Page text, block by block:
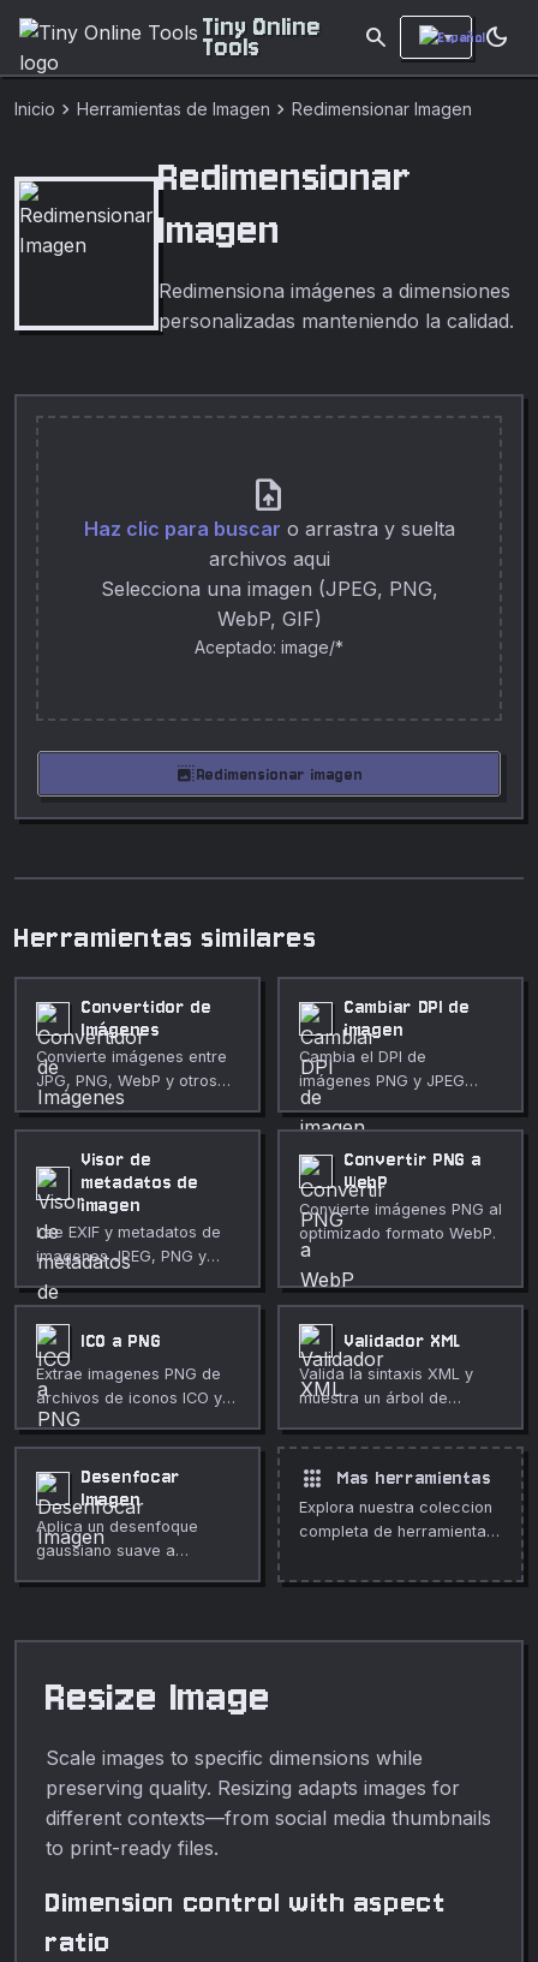
Tiny Online
Tools search dark_mode
Inicio chevron_right Herramientas de Imagen chevron_right Redimensionar Imagen
Redimensionar
Imagen
Redimensiona imágenes a dimensiones
personalizadas manteniendo la calidad.
upload_file
Haz clic para buscar o arrastra y suelta
archivos aqui
Selecciona una imagen (JPEG, PNG,
WebP, GIF)
Aceptado: image/*
photo_size_select_largeRedimensionar imagen
Herramientas similares
Convertidor de
Imágenes
Convierte imágenes entre
JPG, PNG, WebP y otros
formatos.
Cambiar DPI de
imagen
Cambia el DPI de
imágenes PNG y JPEG
actualizando los
metadatos o
remuestreando a una
nueva resolución.
Visor de
metadatos de
imagen
Lee EXIF y metadatos de
imagenes JPEG, PNG y
WebP, incluidas las
coordenadas GPS.
Convertir PNG a
WebP
Convierte imágenes PNG al
optimizado formato WebP.
ICO a PNG
Extrae imagenes PNG de
archivos de iconos ICO y
descarga tamanos
individuales.
Validador XML
Valida la sintaxis XML y
muestra un árbol de
detalles de errores.
Desenfocar
Imagen
Aplica un desenfoque
gaussiano suave a
vivo, totalmente privado.
apps Mas herramientas
Explora nuestra coleccion
completa de herramientas
Resize Image
Scale images to specific dimensions while
preserving quality. Resizing adapts images for
different contexts—from social media thumbnails
to print-ready files.
Dimension control with aspect
ratio